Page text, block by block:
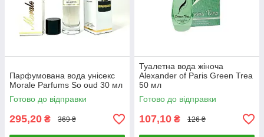
Парфумована вода унісекс
Morale Parfums So oud 30 мл
Готово до відправки
295,20 ₴ 369 ₴
Туалетна вода жіноча
Alexander of Paris Green Trea
50 мл
Готово до відправки
107,10 ₴ 126 ₴